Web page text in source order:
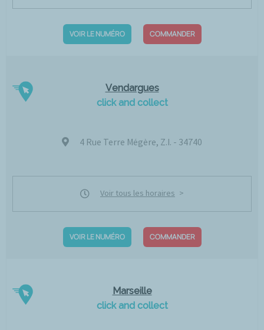
VOIR LE NUMÉRO COMMANDER
Vendargues
click and collect
4 Rue Terre Mégère, Z.I. - 34740
Voir tous les horaires
VOIR LE NUMÉRO COMMANDER
Marseille
click and collect